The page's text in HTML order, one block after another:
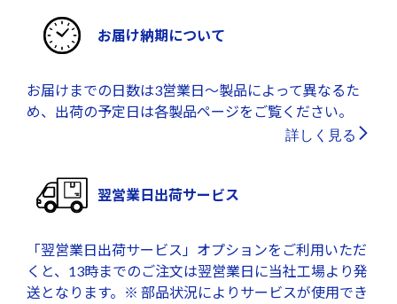
お届け納期について
お届けまでの日数は3営業日～製品によって異なるた
め、出荷の予定日は各製品ページをご覧ください。
詳しく見る
翌営業日出荷サービス
「翌営業日出荷サービス」オプションをご利用いただ
くと、13時までのご注文は翌営業日に当社工場より発
送となります。※ 部品状況によりサービスが使用でき